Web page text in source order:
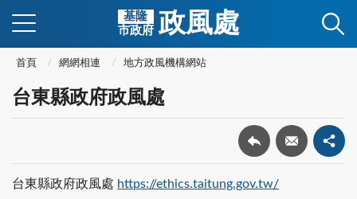
基隆
市政府 政風處
首頁 網網相連 地方政風機構網站
台東縣政府政風處
台東縣政府政風處 https://ethics.taitung.gov.tw/